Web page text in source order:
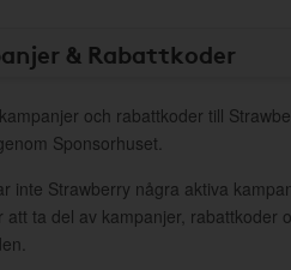
& Rabattkoder
och rabattkoder till
Sponsorhuset.
inte Strawberry några aktiva
att ta del av kampanjer, rabattkoder